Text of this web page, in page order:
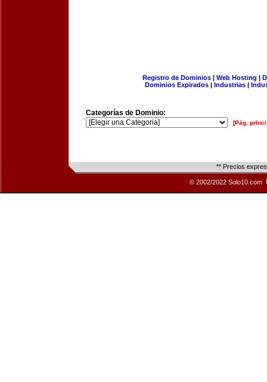
Registro de Dominios| Web Hosting |
Dominios Expirados | Industrias |
Categorías de Dominio:
[Pág.
** Precios
© 2002/2022 Solo10.com